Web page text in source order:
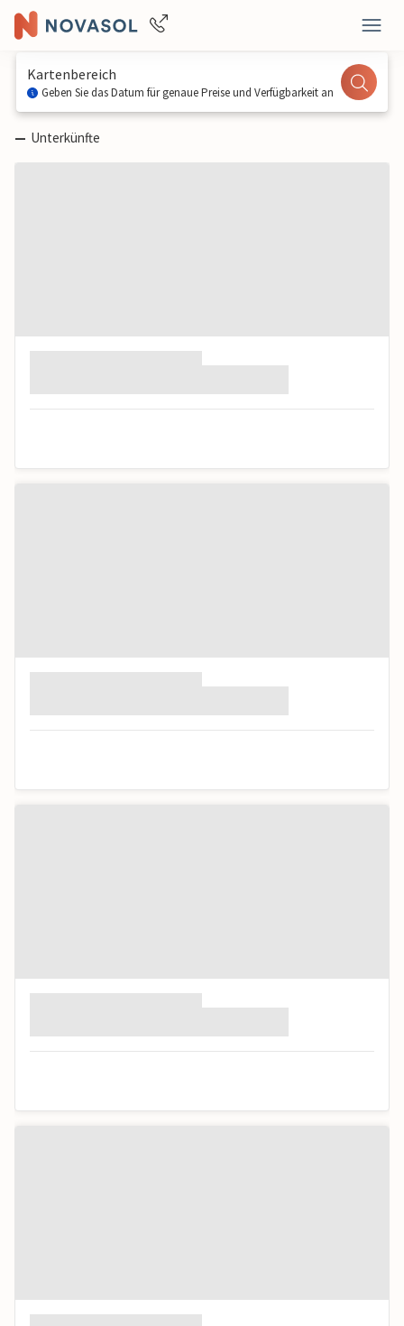
Kartenbereich
Geben Sie das Datum für genaue Preise und Verfügbarkeit an
— Unterkünfte